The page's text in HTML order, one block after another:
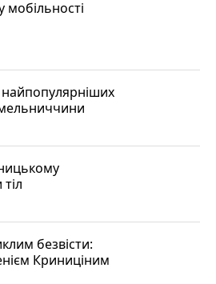
мобільності
безвісти:
Криниціним